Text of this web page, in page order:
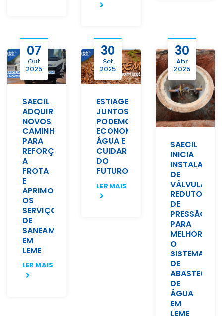
07
Out
2025
SAECIL
ADQUIRE
NOVOS
CAMINHÕES
PARA
REFORÇAR
A
FROTA
E
APRIMORAR
OS
SERVIÇOS
DE
SANEAMENTO
EM
LEME
LER MAIS
30
Set
2025
ESTIAGEM:
JUNTOS
PODEMOS
ECONOMIZAR
ÁGUA E
CUIDAR
DO
FUTURO
LER MAIS
30
Abr
2025
SAECIL
INICIA
INSTALAÇÃO
DE
VÁLVULAS
REDUTORAS
DE
PRESSÃO
PARA
MELHORAR
O
SISTEMA
DE
DE
ÁGUA
EM
LEME